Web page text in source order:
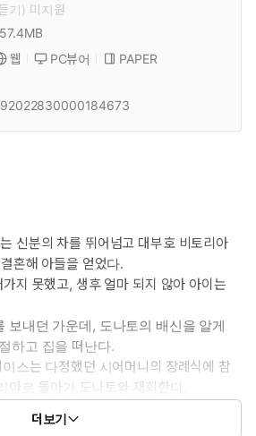
기) 미 지원
57.4MB
웹 PC뷰어
PAPER
신분의 차를 뛰어넘고 대부호 비토리아
혼해 아들을 얻었다.
지 못했고, 생후 얼마 되지 않아 아이는
보내던 가운데, 도나토의 배신을 알게
하고 집을 떠난다.
스는 다정했던 시어머니의 장례식에 참
아로 돌아가 도나토와 재회한다.
정한 그를 보고 예전의 감정이 다시 살아
더보기